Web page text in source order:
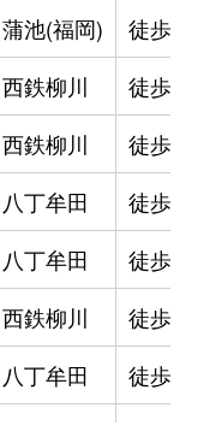
蒲池(福岡)
徒歩45
西鉄柳川
徒歩1
西鉄柳川
徒歩1
八丁牟田
徒歩1
八丁牟田
徒歩1
西鉄柳川
徒歩1
八丁牟田
徒歩45